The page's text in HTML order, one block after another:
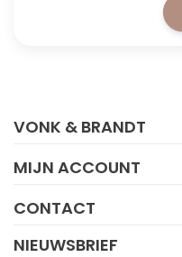
VONK & BRANDT
MIJN ACCOUNT
CONTACT
NIEUWSBRIEF